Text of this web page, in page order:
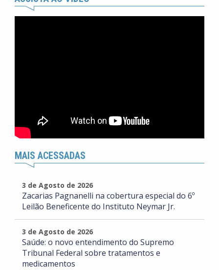
MAIS ACESSADAS
3 de Agosto de 2026
Zacarias Pagnanelli na cobertura especial do 6º
Leilão Beneficente do Instituto Neymar Jr.
3 de Agosto de 2026
Saúde: o novo entendimento do Supremo
Tribunal Federal sobre tratamentos e
medicamentos